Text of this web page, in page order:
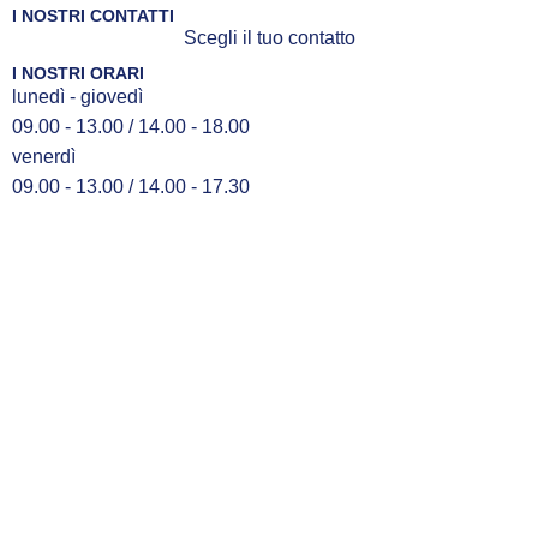
I NOSTRI CONTATTI
Scegli il tuo contatto
I NOSTRI ORARI
lunedì - giovedì
09.00 - 13.00 / 14.00 - 18.00
venerdì
09.00 - 13.00 / 14.00 - 17.30